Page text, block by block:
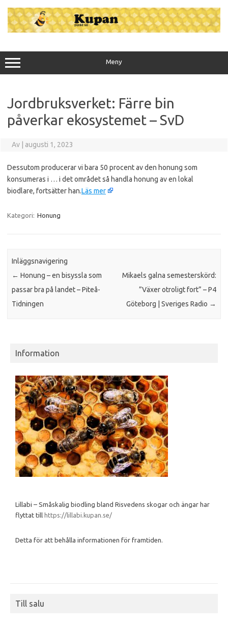
innehåll
Meny
Jordbruksverket: Färre bin
påverkar ekosystemet – SvD
Av augusti 1, 2023
Dessutom producerar vi bara 50 procent av den honung som
konsumeras i … i det området så handla honung av en lokal
biodlare, fortsätter han.Läs mer
Kategori: Honung
Inläggsnavigering
← Honung – en bisyssla som
passar bra på landet – Piteå-
Tidningen
Mikaels galna semesterskörd:
”Växer otroligt fort” – P4
Göteborg | Sveriges Radio →
Information
Lillabi – Småskalig biodling bland Risvedens skogar och ängar har
flyttat till https://lillabi.kupan.se/
Detta för att behålla informationen för framtiden.
Till salu